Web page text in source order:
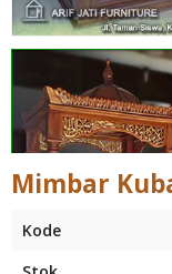
Mimbar
Kode